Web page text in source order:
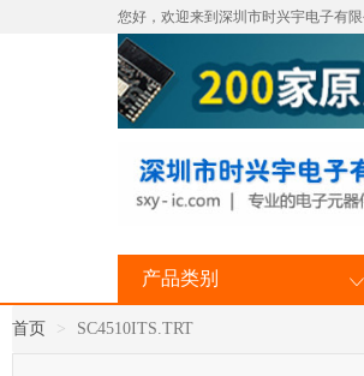
您好，欢迎来到深圳市时兴宇电子有限
产品类别
首页 SC4510ITS.TRT